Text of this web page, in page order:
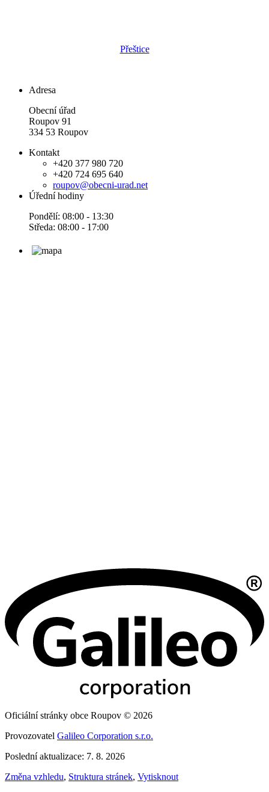
Přeštice
Adresa
Obecní úřad
Roupov 91
334 53 Roupov
Kontakt
+420 377 980 720
+420 724 695 640
roupov@obecni-urad.net
Úřední hodiny
Pondělí: 08:00 - 13:30
Středa: 08:00 - 17:00
Oficiální stránky obce Roupov © 2026
Provozovatel Galileo Corporation s.r.o.
Poslední aktualizace: 7. 8. 2026
Změna vzhledu, Struktura stránek, Vytisknout